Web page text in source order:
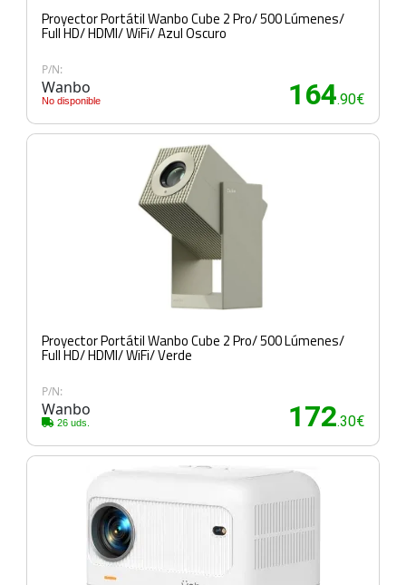
Proyector Portátil Wanbo Cube 2 Pro/ 500 Lúmenes/
Full HD/ HDMI/ WiFi/ Azul Oscuro
P/N:
Wanbo
No disponible 164.90€
Proyector Portátil Wanbo Cube 2 Pro/ 500 Lúmenes/
Full HD/ HDMI/ WiFi/ Verde
P/N:
Wanbo
26 uds. 172.30€